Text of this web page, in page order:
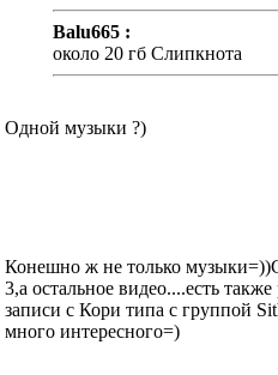
Balu665 :
около 20 гб Слипкнота
Одной музыки ?)
Конешно ж не только
3,а остальное видео....есть
записи с Кори типа с группой
много интересного=)